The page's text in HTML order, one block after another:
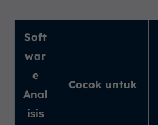
Soft
war
e
Anal
isis
Cocok untuk